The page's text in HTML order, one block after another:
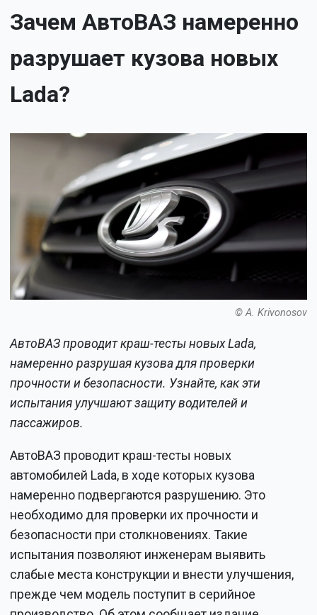
Зачем АвтоВАЗ намеренно
разрушает кузова новых
Lada?
© A. Krivonosov
АвтоВАЗ проводит краш-тесты новых Lada,
намеренно разрушая кузова для проверки
прочности и безопасности. Узнайте, как эти
испытания улучшают защиту водителей и
пассажиров.
АвтоВАЗ проводит краш-тесты новых
автомобилей Lada, в ходе которых кузова
намеренно подвергаются разрушению. Это
необходимо для проверки их прочности и
безопасности при столкновениях. Такие
испытания позволяют инженерам выявить
слабые места конструкции и внести улучшения,
прежде чем модель поступит в серийное